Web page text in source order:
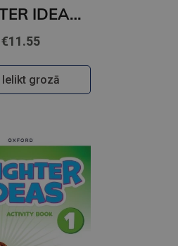
BRIGHTER IDEAS 2 Workbook
€11.55
Ielikt grozā